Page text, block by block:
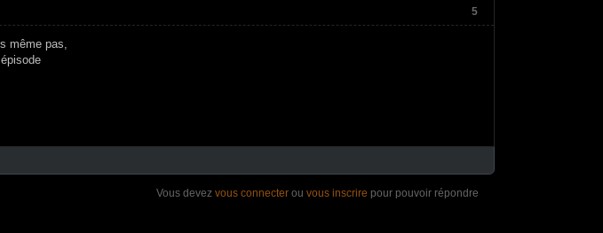
5
même pas,
Vous devez vous connecter ou vous inscrire pour pouvoir répondre